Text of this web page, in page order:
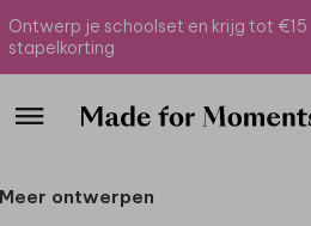
Ontwerp je schoolset en krijg tot €15
stapelkorting
Meer ontwerpen